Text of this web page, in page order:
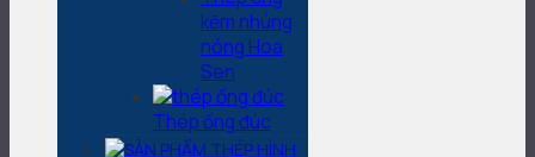
kẽm nhúng
nóng Hoa
Sen
Thép ống đúc